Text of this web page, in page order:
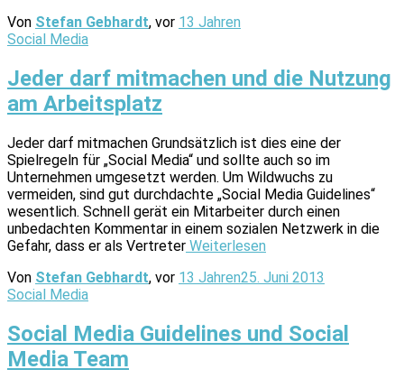
Von Stefan Gebhardt, vor 13 Jahren
Social Media
Jeder darf mitmachen und die Nutzung
am Arbeitsplatz
Jeder darf mitmachen Grundsätzlich ist dies eine der
Spielregeln für „Social Media“ und sollte auch so im
Unternehmen umgesetzt werden. Um Wildwuchs zu
vermeiden, sind gut durchdachte „Social Media Guidelines“
wesentlich. Schnell gerät ein Mitarbeiter durch einen
unbedachten Kommentar in einem sozialen Netzwerk in die
Gefahr, dass er als Vertreter Weiterlesen
Von Stefan Gebhardt, vor 13 Jahren25. Juni 2013
Social Media
Social Media Guidelines und Social
Media Team